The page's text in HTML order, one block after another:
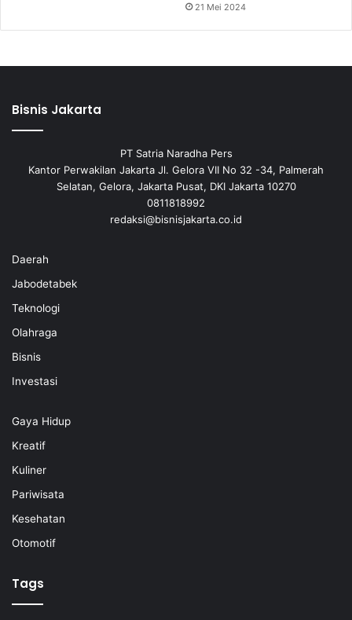
21 Mei 2024
Bisnis Jakarta
PT Satria Naradha Pers
Kantor Perwakilan Jakarta Jl. Gelora VII No 32 -34, Palmerah
Selatan, Gelora, Jakarta Pusat, DKI Jakarta 10270
0811818992
redaksi@bisnisjakarta.co.id
Daerah
Jabodetabek
Teknologi
Olahraga
Bisnis
Investasi
Gaya Hidup
Kreatif
Kuliner
Pariwisata
Kesehatan
Otomotif
Tags